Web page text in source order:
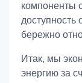
компоненты
доступность
бережно
Итак, мы
энергию за